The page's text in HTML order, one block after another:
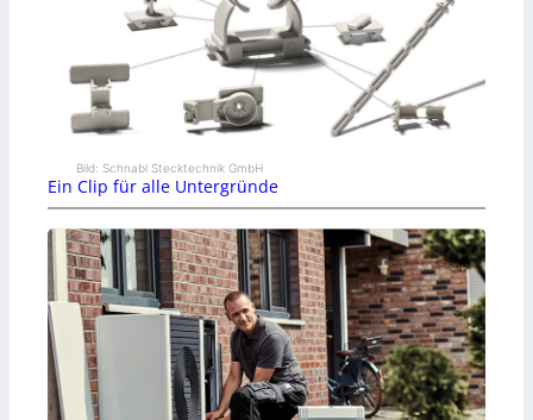
Bild: Schnabl Stecktechnik GmbH
Ein Clip für alle Untergründe